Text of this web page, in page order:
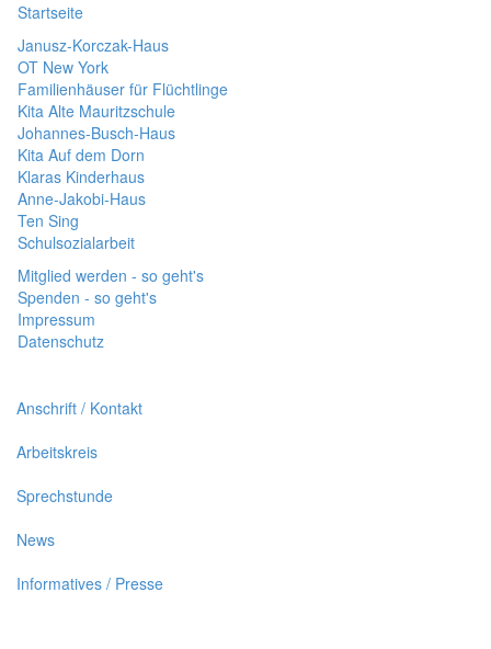
Startseite
Janusz-Korczak-Haus
OT New York
Familienhäuser für Flüchtlinge
Kita Alte Mauritzschule
Johannes-Busch-Haus
Kita Auf dem Dorn
Klaras Kinderhaus
Anne-Jakobi-Haus
Ten Sing
Schulsozialarbeit
Mitglied werden - so geht's
Spenden - so geht's
Impressum
Datenschutz
Anschrift / Kontakt
Arbeitskreis
Sprechstunde
News
Informatives / Presse